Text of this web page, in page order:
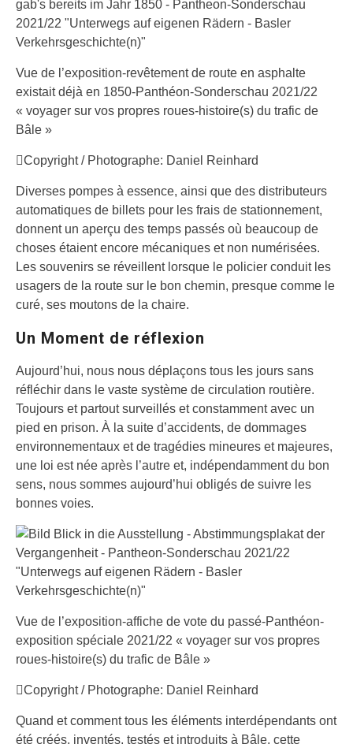
Vue de l’exposition-revêtement de route en asphalte
existait déjà en 1850-Panthéon-Sonderschau 2021/22
« voyager sur vos propres roues-histoire(s) du trafic de
Bâle »
Copyright / Photographe: Daniel Reinhard
Diverses pompes à essence, ainsi que des distributeurs
automatiques de billets pour les frais de stationnement,
donnent un aperçu des temps passés où beaucoup de
choses étaient encore mécaniques et non numérisées.
Les souvenirs se réveillent lorsque le policier conduit les
usagers de la route sur le bon chemin, presque comme le
curé, ses moutons de la chaire.
Un Moment de réflexion
Aujourd’hui, nous nous déplaçons tous les jours sans
réfléchir dans le vaste système de circulation routière.
Toujours et partout surveillés et constamment avec un
pied en prison. À la suite d’accidents, de dommages
environnementaux et de tragédies mineures et majeures,
une loi est née après l’autre et, indépendamment du bon
sens, nous sommes aujourd’hui obligés de suivre les
bonnes voies.
Vue de l’exposition-affiche de vote du passé-Panthéon-
exposition spéciale 2021/22 « voyager sur vos propres
roues-histoire(s) du trafic de Bâle »
Copyright / Photographe: Daniel Reinhard
Quand et comment tous les éléments interdépendants ont
été créés, inventés, testés et introduits à Bâle, cette